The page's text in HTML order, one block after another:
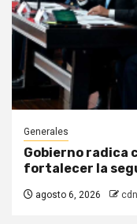
Generales
Gobierno radica
fortalecer la
agosto 6, 2026